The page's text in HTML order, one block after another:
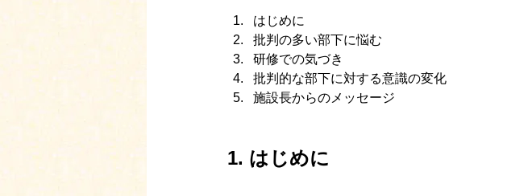
はじめに
批判の多い部下に悩む
研修での気づき
批判的な部下に対する意識の変化
施設長からのメッセージ
1. はじめに